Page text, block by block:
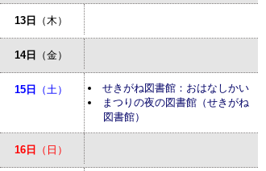
13日 （木）
14日 （金）
15日 （土）
せきがね図書館：おはなしかい
まつりの夜の図書館（せきがね
図書館）
16日 （日）